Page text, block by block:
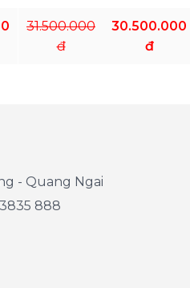
31.500.000
đ
30.500.000
đ
- Quang Ngai
888